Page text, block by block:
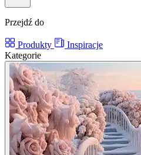
Przejdź do
Produkty
Inspiracje
Kategorie